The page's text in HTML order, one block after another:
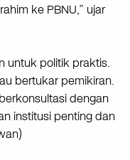
ke PBNU,” ujar
untuk politik praktis.
bertukar pemikiran.
dengan
institusi penting dan